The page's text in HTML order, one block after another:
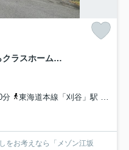
メゾン江坂 刈谷市の賃貸ならクラスホーム刈谷店
分
東海道本線「刈谷」駅 徒歩24分
しをお考えなら「メゾン江坂